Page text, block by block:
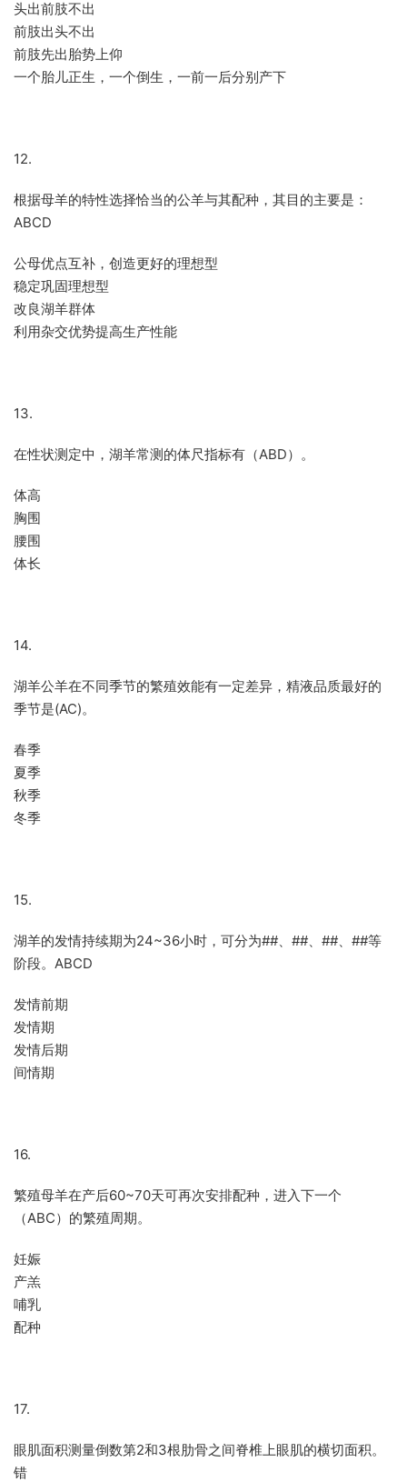
头出前肢不出
前肢出头不出
前肢先出胎势上仰
一个胎儿正生，一个倒生，一前一后分别产下
12.
根据母羊的特性选择恰当的公羊与其配种，其目的主要是：
ABCD
公母优点互补，创造更好的理想型
稳定巩固理想型
改良湖羊群体
利用杂交优势提高生产性能
13.
在性状测定中，湖羊常测的体尺指标有（ABD）。
体高
胸围
腰围
体长
14.
湖羊公羊在不同季节的繁殖效能有一定差异，精液品质最好的
季节是(AC)。
春季
夏季
秋季
冬季
15.
湖羊的发情持续期为24~36小时，可分为##、##、##、##等
阶段。ABCD
发情前期
发情期
发情后期
间情期
16.
繁殖母羊在产后60~70天可再次安排配种，进入下一个
（ABC）的繁殖周期。
妊娠
产羔
哺乳
配种
17.
眼肌面积测量倒数第2和3根肋骨之间脊椎上眼肌的横切面积。
错